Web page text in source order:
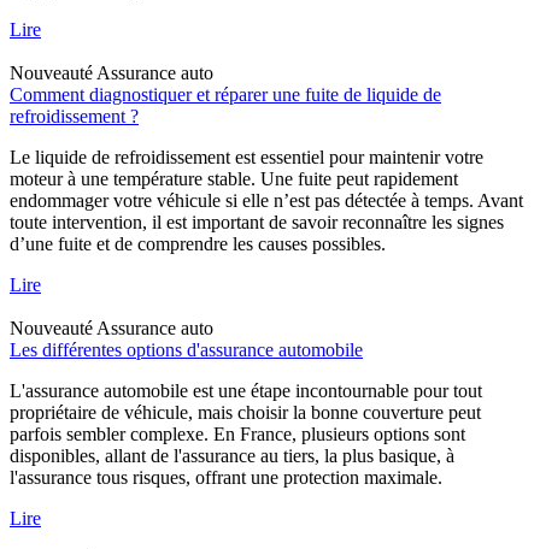
Lire
Nouveauté Assurance auto
Comment diagnostiquer et réparer une fuite de liquide de
refroidissement ?
Le liquide de refroidissement est essentiel pour maintenir votre
moteur à une température stable. Une fuite peut rapidement
endommager votre véhicule si elle n’est pas détectée à temps. Avant
toute intervention, il est important de savoir reconnaître les signes
d’une fuite et de comprendre les causes possibles.
Lire
Nouveauté Assurance auto
Les différentes options d'assurance automobile
L'assurance automobile est une étape incontournable pour tout
propriétaire de véhicule, mais choisir la bonne couverture peut
parfois sembler complexe. En France, plusieurs options sont
disponibles, allant de l'assurance au tiers, la plus basique, à
l'assurance tous risques, offrant une protection maximale.
Lire